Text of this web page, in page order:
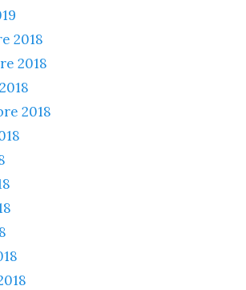
2018
2018
2018